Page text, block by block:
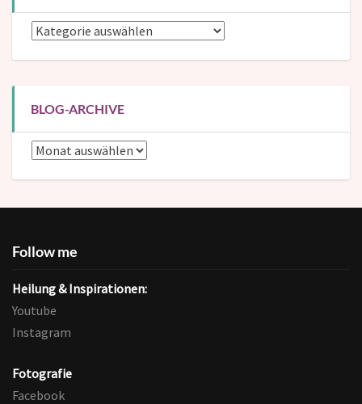
Blog-
BLOG-ARCHIVE
Blog-
Follow me
Heilung & Inspirationen:
Youtube
Instagram
Fotografie
Facebook